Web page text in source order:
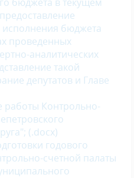
бюджета
проведенных
аналитических
такой
депутатов и Главе
Контрольно-
; (.docx)
годового
счетной палаты